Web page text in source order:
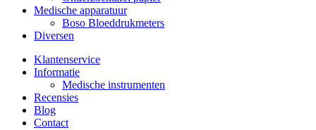
Medische apparatuur
Boso Bloeddrukmeters
Diversen
Klantenservice
Informatie
Medische instrumenten
Recensies
Blog
Contact